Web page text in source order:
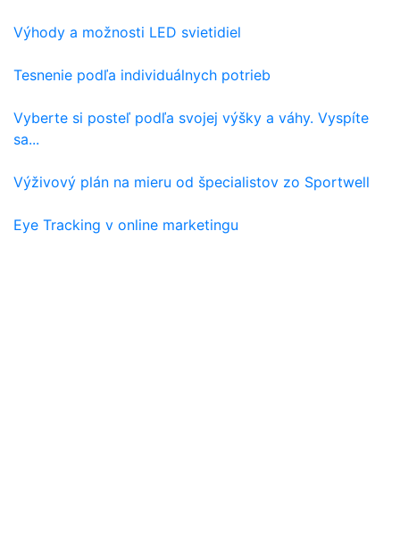
Výhody a možnosti LED svietidiel
Tesnenie podľa individuálnych potrieb
Vyberte si posteľ podľa svojej výšky a váhy. Vyspíte
sa...
Výživový plán na mieru od špecialistov zo Sportwell
Eye Tracking v online marketingu